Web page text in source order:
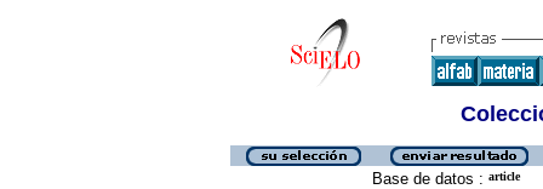
Base de datos : article